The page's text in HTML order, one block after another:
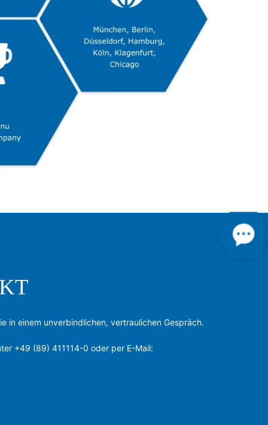
in einem unverbindlichen, vertraulichen Gespräch.
+49 (89) 411114-0 oder per E-Mail: